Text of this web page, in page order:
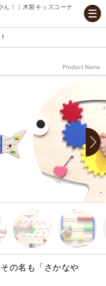
！｜木製キッズコーナ
の名も「さかなや